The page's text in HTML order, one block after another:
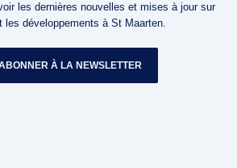
les dernières nouvelles et mises à jour sur
les développements à St Maarten.
À LA NEWSLETTER